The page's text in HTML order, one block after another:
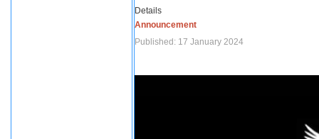
Details
Announcement
Published: 17 January 2024